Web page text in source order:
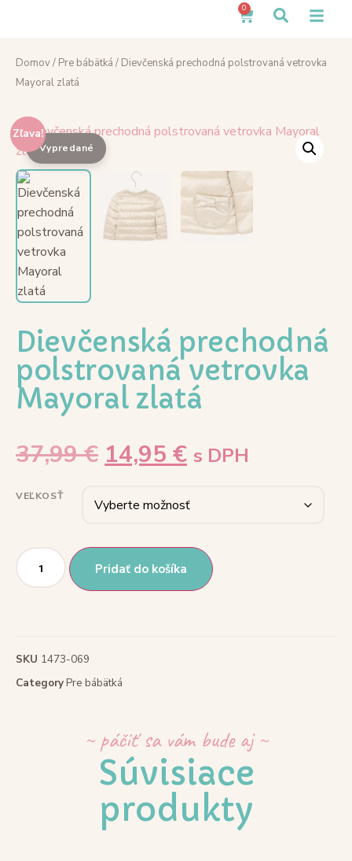
0
Domov/ Pre bábätká / Dievčenská prechodná polstrovaná vetrovka
Mayoral zlatá
Zľava!
Dievčenská prechodná
polstrovaná vetrovka
Mayoral zlatá
37,99€ 14,95 € s DPH
VEĽKOSŤ
Pridať do košíka
SKU 1473-069
CategoryPre bábätká
~ páčiť sa vám bude aj ~
Súvisiace
produkty